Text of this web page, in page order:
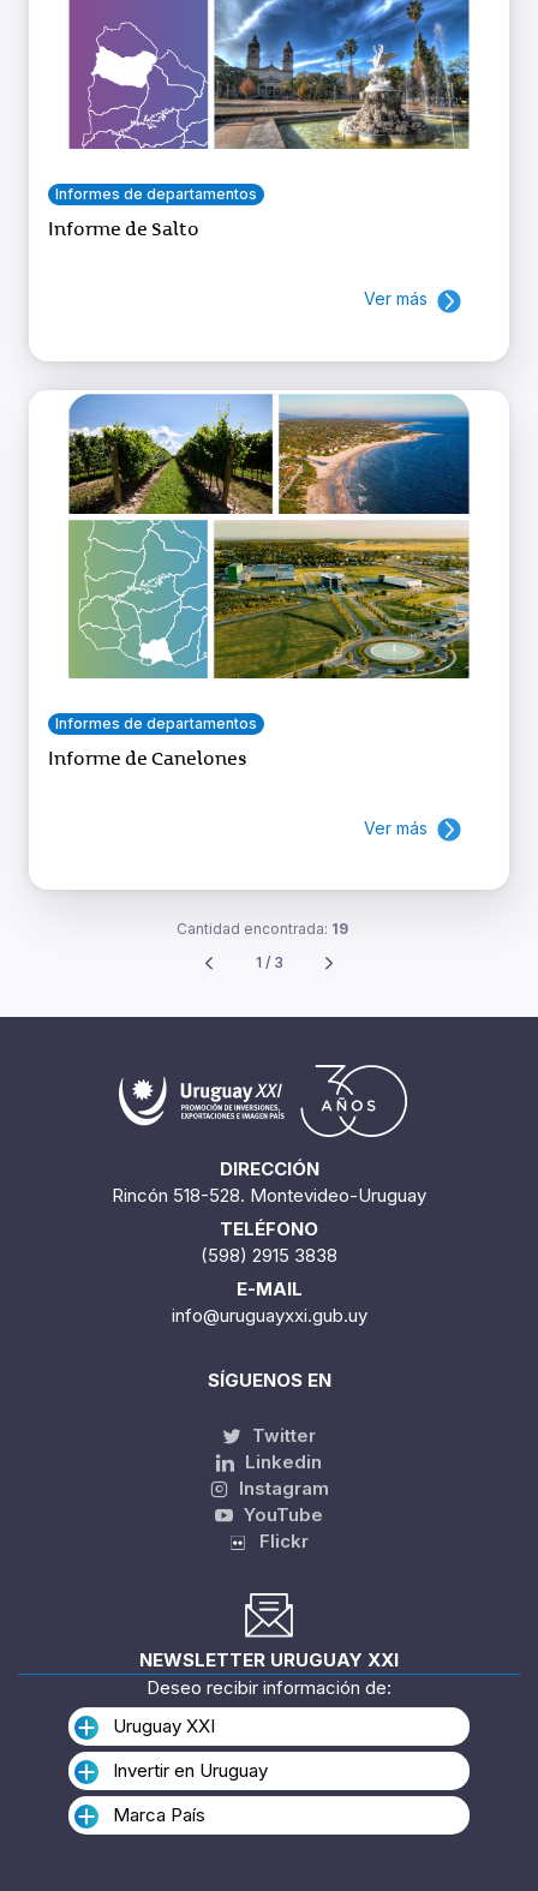
Informes de departamentos
Informe de Salto
Ver más
Informes de departamentos
Informe de Canelones
Ver más
Cantidad encontrada: 19
1 / 3
DIRECCIÓN
Rincón 518-528. Montevideo-Uruguay
TELÉFONO
(598) 2915 3838
E-MAIL
info@uruguayxxi.gub.uy
SÍGUENOS EN
Twitter
Linkedin
Instagram
YouTube
Flickr
NEWSLETTER URUGUAY XXI
Deseo recibir información de:
Uruguay XXI
Invertir en Uruguay
Marca País